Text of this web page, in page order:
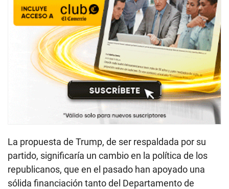
La propuesta de Trump, de ser respaldada por su
partido, significaría un cambio en la política de los
republicanos, que en el pasado han apoyado una
sólida financiación tanto del Departamento de